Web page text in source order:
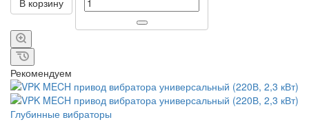
В корзину
Рекомендуем
Глубинные вибраторы